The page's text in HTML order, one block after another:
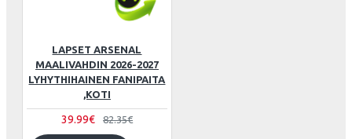
LAPSET ARSENAL
MAALIVAHDIN 2026-2027
LYHYTHIHAINEN FANIPAITA
,KOTI
39.99€ 82.35€